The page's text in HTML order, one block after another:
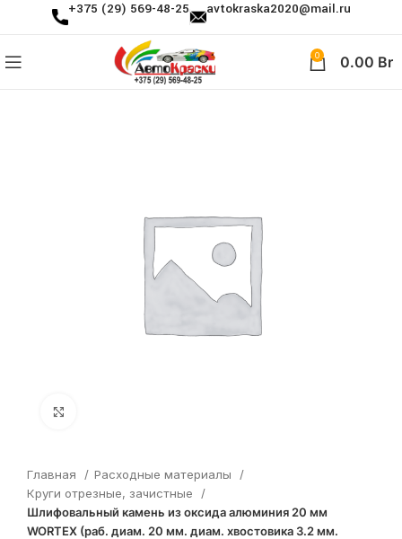
+375 (29) 569-48-25 avtokraska2020@mail.ru
0 0.00 Br
Главная
Расходные материалы
Круги отрезные, зачистные
Шлифовальный камень из оксида алюминия 20 мм
WORTEX (раб. диам. 20 мм. диам. хвостовика 3.2 мм.